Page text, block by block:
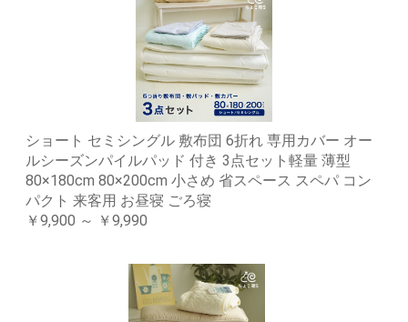
ショート セミシングル 敷布団 6折れ 専用カバー オー
ルシーズンパイルパッド 付き 3点セット軽量 薄型
80×180cm 80×200cm 小さめ 省スペース スペパ コン
パクト 来客用 お昼寝 ごろ寝
￥9,900 ～ ￥9,990